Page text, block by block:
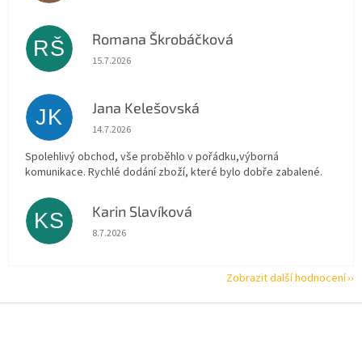
RŠ Romana Škrobáčková
Hodnocení obchodu je 5 z 5 hvězdiček.
15.7.2026
JK Jana Kelešovská
Hodnocení obchodu je 5 z 5 hvězdiček.
14.7.2026
Spolehlivý obchod, vše proběhlo v pořádku,výborná
komunikace. Rychlé dodání zboží, které bylo dobře zabalené.
KS Karin Slavíková
Hodnocení obchodu je 5 z 5 hvězdiček.
8.7.2026
Zobrazit další hodnocení